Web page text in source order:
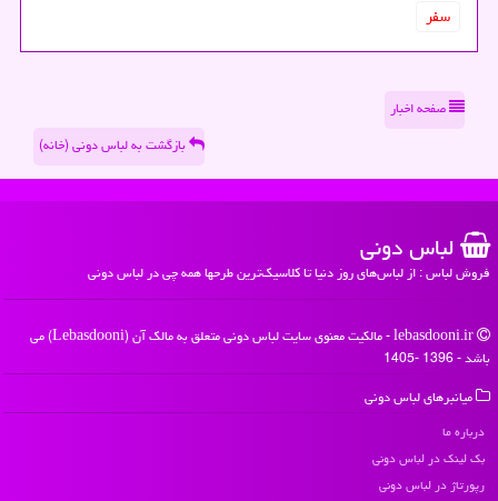
سفر
صفحه اخبار
بازگشت به لباس دونی (خانه)
لباس دونی
فروش لباس : از لباس‌های روز دنیا تا کلاسیک‌ترین طرحها همه چی در لباس دونی
lebasdooni.ir - مالکیت معنوی سایت لباس دونی متعلق به مالک آن (Lebasdooni) می
باشد - 1396 -1405
میانبرهای لباس دونی
درباره ما
بک لینک در لباس دونی
رپورتاژ در لباس دونی